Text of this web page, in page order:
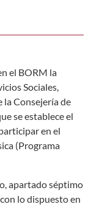
el BORM la
Sociales,
la Consejería de
se establece el
en el
(Programa
apartado séptimo
lo dispuesto en